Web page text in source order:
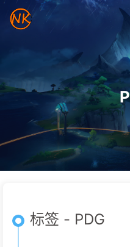
标签 - PDG